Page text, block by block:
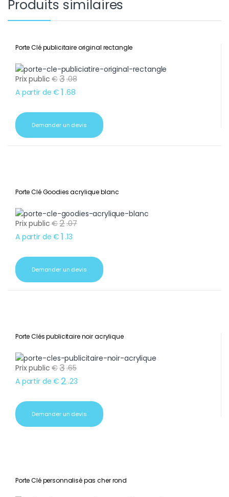
Produits similaires
Porte Clé publicitaire original rectangle
Prix public €3.08
A partir de € 1 .68
Demander un devis
Porte Clé Goodies acrylique blanc
Prix public €2.07
A partir de € 1 .13
Demander un devis
Porte Clés publicitaire noir acrylique
Prix public €3.65
A partir de € 2 .23
Demander un devis
Porte Clé personnalisé pas cher rond